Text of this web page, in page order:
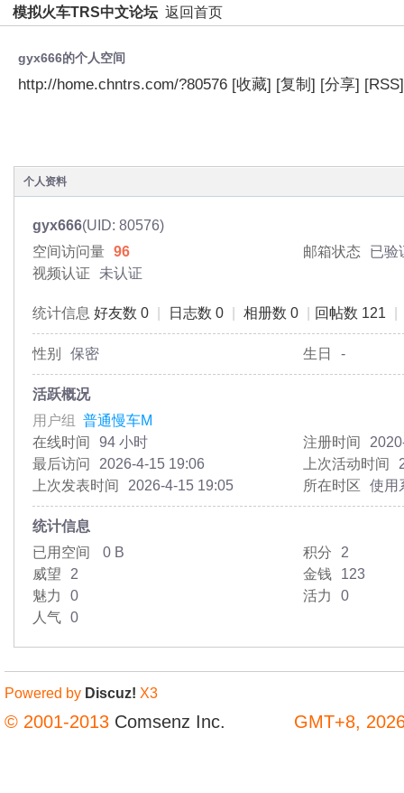
模拟火车TRS中文论坛 返回首页
gyx666的个人空间
http://home.chntrs.com/?80576 [收藏] [复制] [分享] [RSS]
个人资料
gyx666(UID: 80576)
空间访问量 96 邮箱状态
已验
视频认证
未认证
统计信息 好友数 0 日志数 0 相册数 0 回帖数 121
性别 保密 生日 -
活跃概况
用户组 普通慢车M
在线时间
94 小时 注册时间
最后访问
2026-4-15 19:06 上次活动时间
上次发表时间
2026-4-15 19:05 所在时区 使用
统计信息
已用空间
0 B 积分
2
威望
2 金钱
123
魅力
0 活力
0
人气 0
GMT+8,
Powered by Discuz! X3
© 2001-2013 Comsenz Inc.